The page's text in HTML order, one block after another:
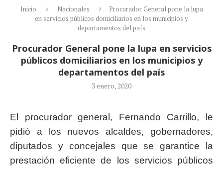
Inicio Nacionales
Procurador General pone la lupa
en servicios públicos domiciliarios en los municipios y
departamentos del país
Procurador General pone la lupa en servicios
públicos domiciliarios en los municipios y
departamentos del país
3 enero, 2020
El procurador general, Fernando Carrillo, le
pidió a los nuevos alcaldes, gobernadores,
diputados y concejales que se garantice la
prestación eficiente de los servicios públicos